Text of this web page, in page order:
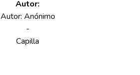
Autor: Anónimo
-
Capilla